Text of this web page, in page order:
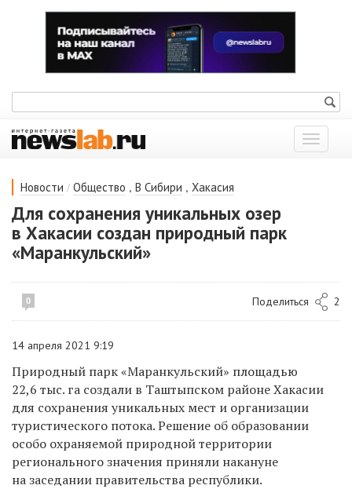
Показать
меню
Новости / Общество , В Сибири , Хакасия
Для сохранения уникальных озер
в Хакасии создан природный парк
«Маранкульский»
0 Поделиться 2
14 апреля 2021 9:19
Природный парк «Маранкульский» площадью
22,6 тыс. га создали в Таштыпском районе Хакасии
для сохранения уникальных мест и организации
туристического потока.Решение об образовании
особо охраняемой природной территории
регионального значения приняли накануне
на заседании правительства республики.